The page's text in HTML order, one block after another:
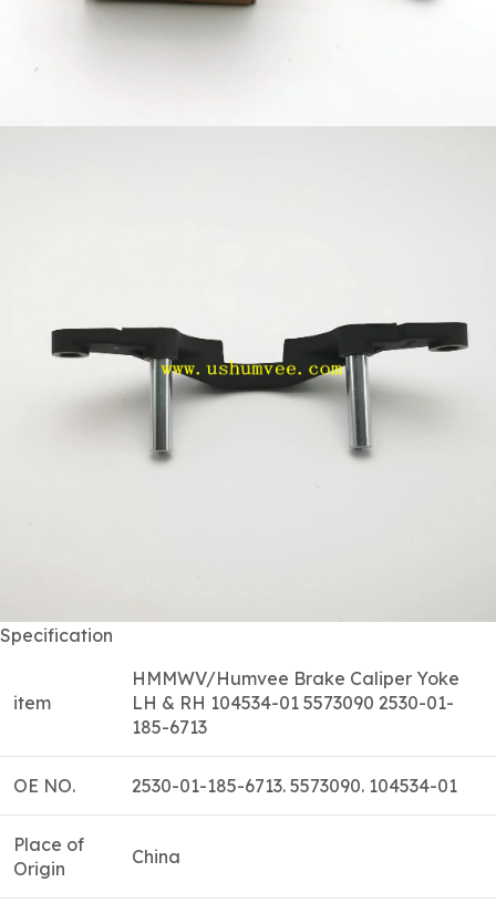
Specification
item
HMMWV/Humvee Brake Caliper Yoke
LH & RH 104534-01 5573090 2530-01-
185-6713
OE NO. 2530-01-185-6713. 5573090. 104534-01
Place of
Origin
China